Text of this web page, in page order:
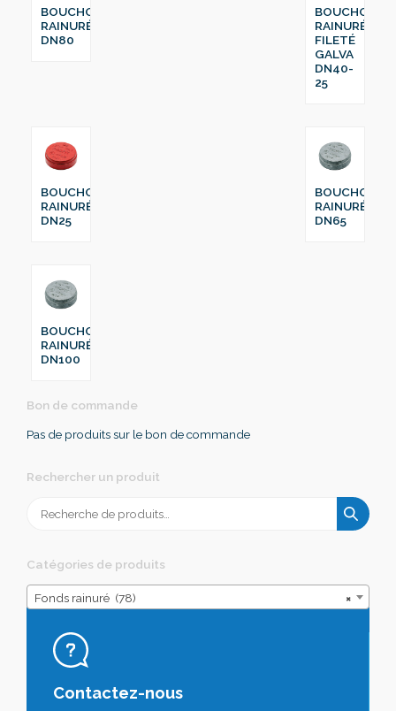
BOUCHON
RAINURÉ
DN80
BOUCHON
RAINURÉ
FILETÉ
GALVA
DN40-
25
BOUCHON
RAINURÉ
DN25
BOUCHON
RAINURÉ
DN65
BOUCHON
RAINURÉ
DN100
Bon de commande
Pas de produits sur le bon de commande
Rechercher un produit
pour :
Catégories de produits
×
Fonds rainuré (78)
Contactez-nous